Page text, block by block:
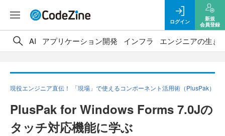
ログイン
新規
会員登録
AI アプリケーション開発 インフラ エンジニアの生き
現役エンジニア直伝！ 「現場」で使えるコンポーネント活用術（PlusPak）
PlusPak for Windows Forms 7.0Jの
タッチ対応機能に学ぶ